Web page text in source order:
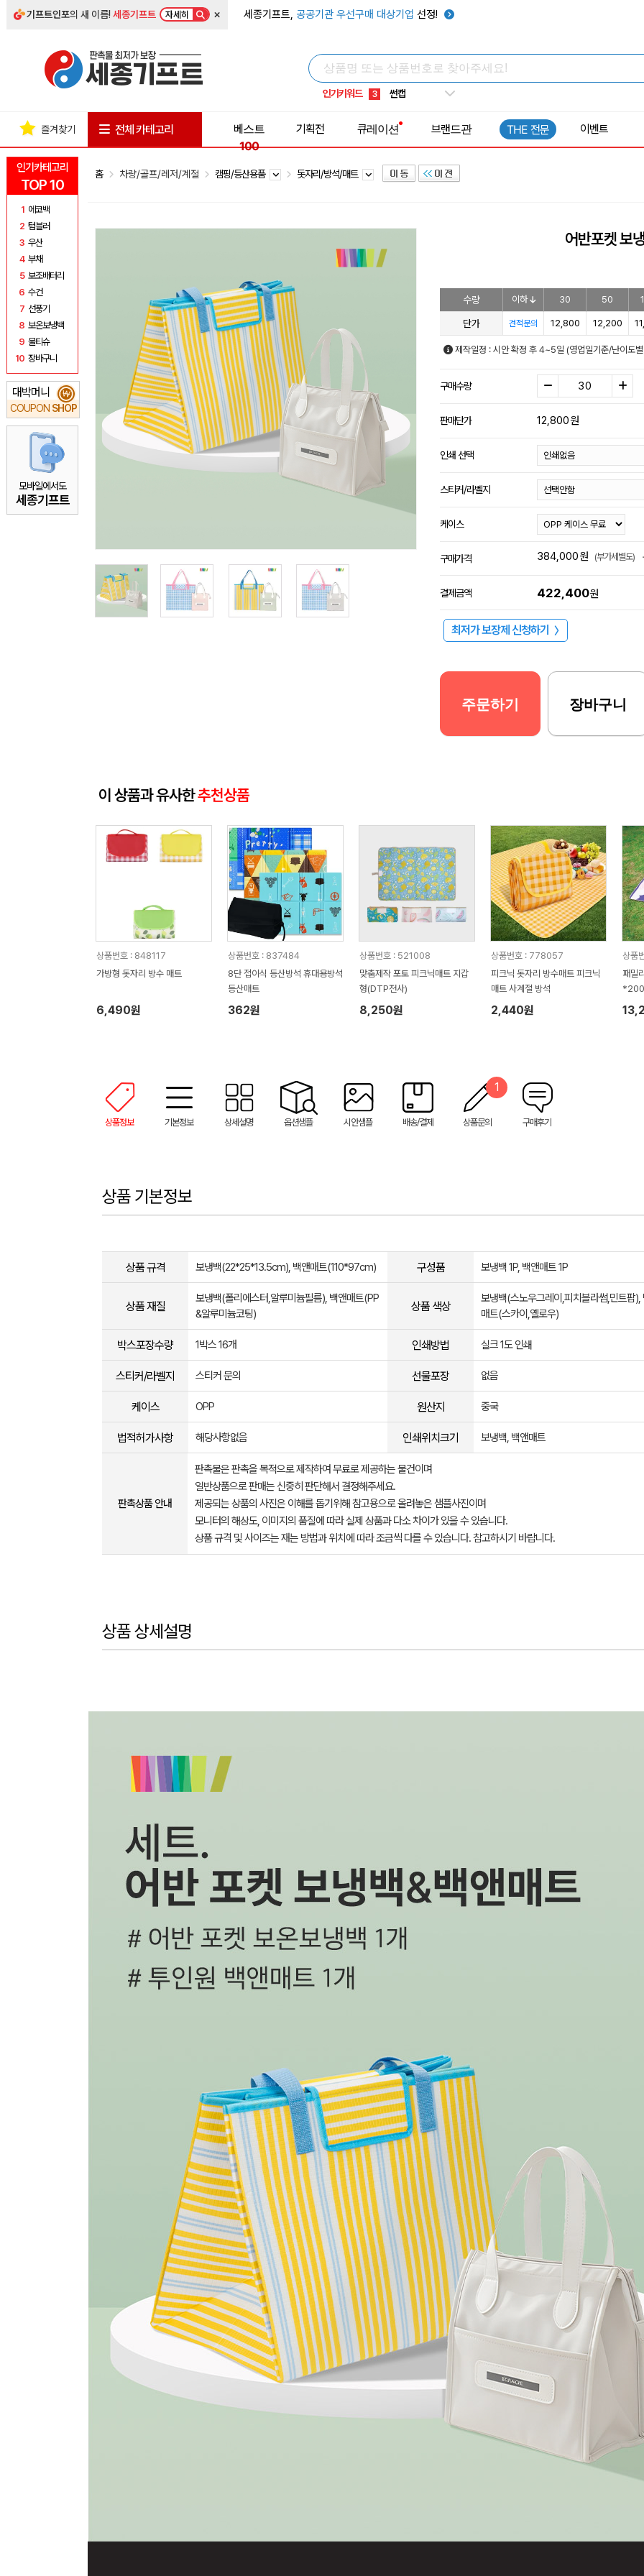
기프트인포의 새 이름!세종기프트 자세히 × 세종기프트, 공공기관 우선구매 대상기업 선정!
인기키워드
2 부채
3 썬캡
5 키캡
7 텀블러
1
인기카테고리
TOP 10
1 에코백
2 텀블러
3 우산
4 부채
5 보조배터리
6 수건
7 선풍기
8 보온보냉백
9 물티슈
10 장바구니
대박머니
COUPON SHOP
₩
모바일에서도
세종기프트
즐겨찾기 전체 카테고리
베스트
100
기획전 큐레이션 브랜드관 THE 전문 이벤트
홈 차량/골프/레저/계절 캠핑/등산용품 돗자리/방석/매트
어반포켓 보
수량 이하 30 50
단가 견적문의 12,800 12,200
제작일정 : 시안 확정 후 4~5일 (영업일기준/난이도
구매수량
판매단가 12,800원
인쇄 선택
스티커/라벨지
케이스
구매가격 384,000원 (부가세별도)
결제금액 422,400원
최저가 보장제 신청하기 〉
주문하기 장바구니
이 상품과 유사한추천상품
상품번호 : 848117
가방형 돗자리 방수 매트
6,490원
상품번호 : 837484
8단 접이식 등산방석 휴대용방석
등산매트
362원
상품번호 : 521008
맞춤제작 포토 피크닉매트 지갑
형(DTP전사)
8,250원
상품번호 : 778057
피크닉 돗자리 방수매트 피크닉
매트 사계절 방석
2,440원
상품
패밀
상품정보 기본정보 상세설명 옵션샘플 시안샘플 배송/결제 상품문의
1
구매후기
상품 기본정보
상품 규격 보냉백(22*25*13.5cm), 백앤매트(110*97cm) 구성품 보냉백 1P, 백앤매트 1P
상품 재질
보냉백(폴리에스터,알루미늄필름), 백앤매트(PP
&알루미늄코팅)
상품 색상
보냉백(스노우그레이,피치블라썸,민트팝),
매트(스카이,옐로우)
박스포장수량 1박스 16개 인쇄방법 실크 1도 인쇄
스티커/라벨지 스티커 문의 선물포장 없음
케이스 OPP 원산지 중국
법적허가사항 해당사항없음 인쇄위치크기 보냉백, 백앤매트
판촉상품 안내
판촉물은 판촉을 목적으로 제작하여 무료로 제공하는 물건이며
일반상품으로 판매는 신중히 판단해서 결정해주세요.
제공되는 상품의 사진은 이해를 돕기위해 참고용으로 올려놓은 샘플사진이며
모니터의 해상도, 이미지의 품질에 따라 실제 상품과 다소 차이가 있을 수 있습니다.
상품 규격 및 사이즈는 재는 방법과 위치에 따라 조금씩 다를 수 있습니다. 참고하시기 바랍니다.
상품 상세설명